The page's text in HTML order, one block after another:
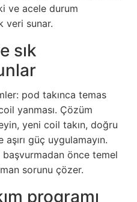
ve acele durum
veri sunar.
sık
pod takınca temas
yanması. Çözüm
yeni coil takın, doğru
güç uygulamayın.
önce temel
sorunu çözer.
programı